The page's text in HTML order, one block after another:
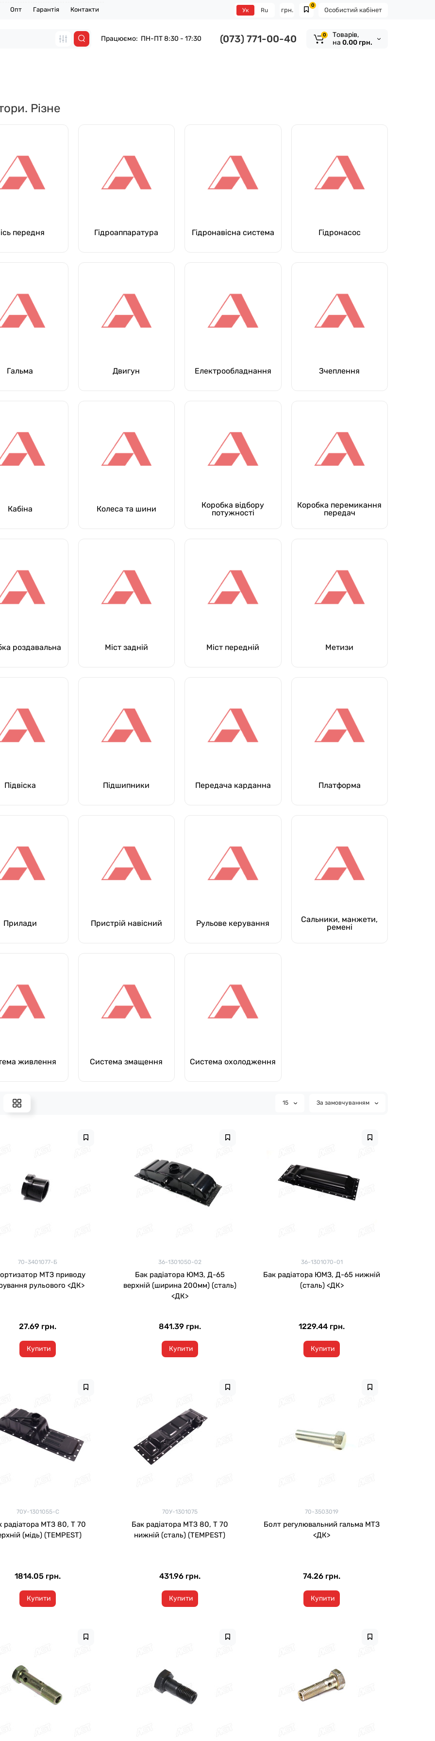
Опт Гарантія Контакти Особистий кабінет
0
грн.
Ук Ru
Працюємо: ПН-ПТ 8:30 - 17:30 (073) 771-00-40 0
Tоварів,
на 0.00 грн.
Різне
передня Гідроаппаратура Гідронавісна система Гідронасос
Гальма Двигун Електрообладнання Зчеплення
Кабіна Колеса та шини
Коробка відбору
потужності
Коробка перемикання
передач
роздавальна Міст задній Міст передній Метизи
Підвіска Підшипники Передача карданна Платформа
Прилади Пристрій навісний Рульове керування
Сальники, манжети,
ремені
живлення Система змащення Система охолодження
15 За замовчуванням
70-3401077-Б
МТЗ приводу
рульового <ДК>
27.69 грн.
Купити
36-1301050-02
Бак радіатора ЮМЗ, Д-65
верхній (ширина 200мм) (сталь)
<ДК>
841.39 грн.
Купити
36-1301070-01
Бак радіатора ЮМЗ, Д-65 нижній
(сталь) <ДК>
1229.44 грн.
Купити
70У-1301055-C
радіатора МТЗ 80, Т 70
(мідь) (TEMPEST)
1814.05 грн.
Купити
70У-1301075
Бак радіатора МТЗ 80, Т 70
нижній (сталь) (TEMPEST)
431.96 грн.
Купити
70-3503019
Болт регулювальний гальма МТЗ
<ДК>
74.26 грн.
Купити